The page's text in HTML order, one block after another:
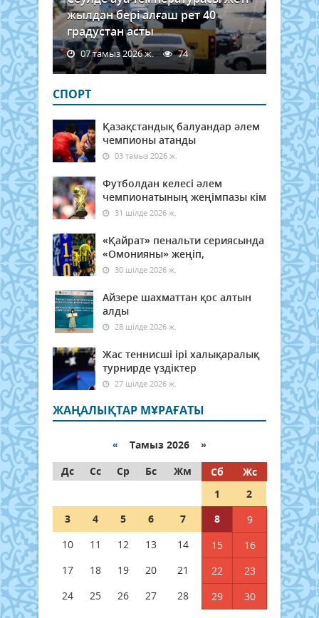
жылдан бері алғаш рет 40
градустан асты
07 тамыз 2026 ж. 74
СПОРТ
Қазақстандық балуандар әлем
чемпионы атанды
03 тамыз 2026 ж.
Футболдан келесі әлем
чемпионатының жеңімпазы кім
31 шілде 2026 ж.
«Қайрат» пенальти сериясында
«Омонияны» жеңіп,
30 шілде 2026 ж.
Айзере шахматтан қос алтын
алды
28 шілде 2026 ж.
Жас теннисші ірі халықаралық
турнирде үздіктер
27 шілде 2026 ж.
ЖАҢАЛЫҚТАР МҰРАҒАТЫ
« Тамыз 2026 »
Дс
Сс Ср Бс Жм Сб
Жс
1
2
3
4 5 6 7 8
9
10
11 12 13 14 15
16
17
18 19 20 21 22
23
24
25 26 27 28 29
30